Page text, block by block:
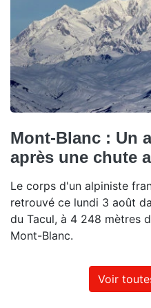
Mont-Blanc : Un
après une chute
Le corps d'un alpiniste
retrouvé ce lundi 3 août
du Tacul, à 4 248 mètres
Mont-Blanc.
Voir